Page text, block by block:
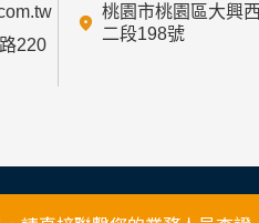
220
桃園市桃園區大興
二段198號